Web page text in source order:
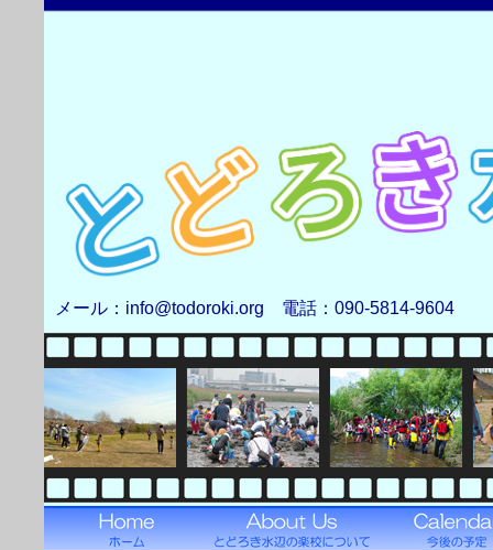
メール：info@todoroki.org 電話：090-5814-9604